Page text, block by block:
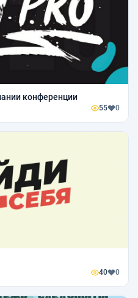
конференции
55 0
40 0